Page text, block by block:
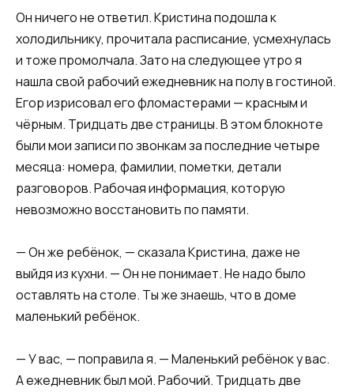
Он ничего не ответил. Кристина подошла к
холодильнику, прочитала расписание, усмехнулась
и тоже промолчала. Зато на следующее утро я
нашла свой рабочий ежедневник на полу в гостиной.
Егор изрисовал его фломастерами — красным и
чёрным. Тридцать две страницы. В этом блокноте
были мои записи по звонкам за последние четыре
месяца: номера, фамилии, пометки, детали
разговоров. Рабочая информация, которую
невозможно восстановить по памяти.
— Он же ребёнок, — сказала Кристина, даже не
выйдя из кухни. — Он не понимает. Не надо было
оставлять на столе. Ты же знаешь, что в доме
маленький ребёнок.
— У вас, — поправила я. — Маленький ребёнок у вас.
А ежедневник был мой. Рабочий. Тридцать две